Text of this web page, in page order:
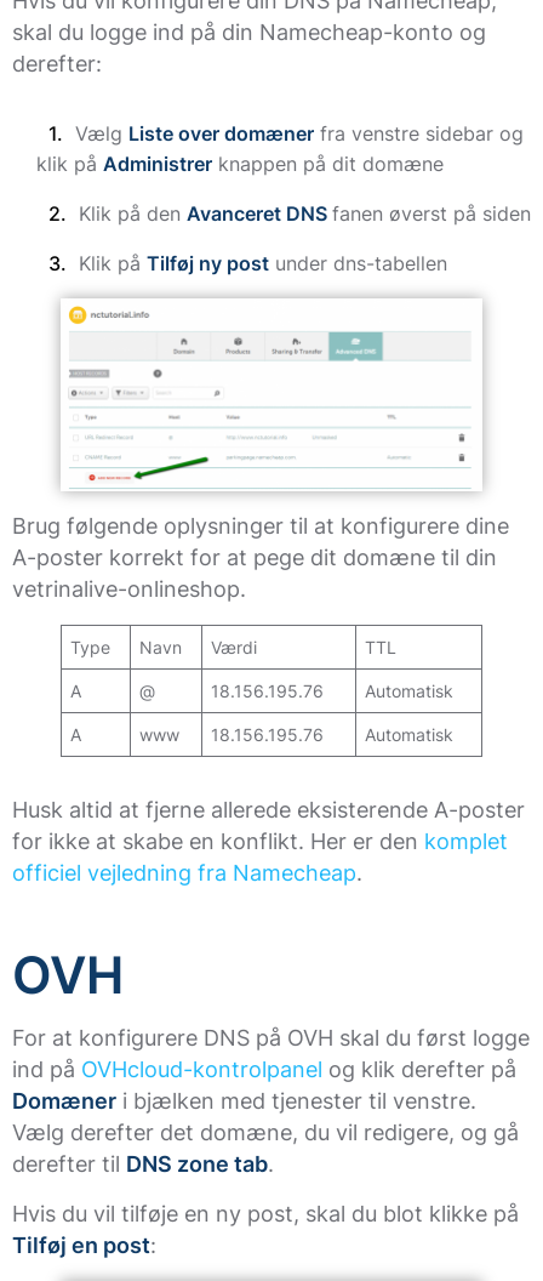
skal du logge ind på din Namecheap-konto og
derefter:
Vælg Liste over domæner fra venstre sidebar og
klik på Administrer knappen på dit domæne
Klik på den Avanceret DNS fanen øverst på siden
Klik på Tilføj ny post under dns-tabellen
Brug følgende oplysninger til at konfigurere dine
A-poster korrekt for at pege dit domæne til din
vetrinalive-onlineshop.
Type Navn Værdi TTL
A @ 18.156.195.76 Automatisk
A www 18.156.195.76 Automatisk
Husk altid at fjerne allerede eksisterende A-poster
for ikke at skabe en konflikt. Her er den komplet
officiel vejledning fra Namecheap.
OVH
For at konfigurere DNS på OVH skal du først logge
ind på OVHcloud-kontrolpanel og klik derefter på
Domæner i bjælken med tjenester til venstre.
Vælg derefter det domæne, du vil redigere, og gå
derefter til DNS zone tab.
Hvis du vil tilføje en ny post, skal du blot klikke på
Tilføj en post: